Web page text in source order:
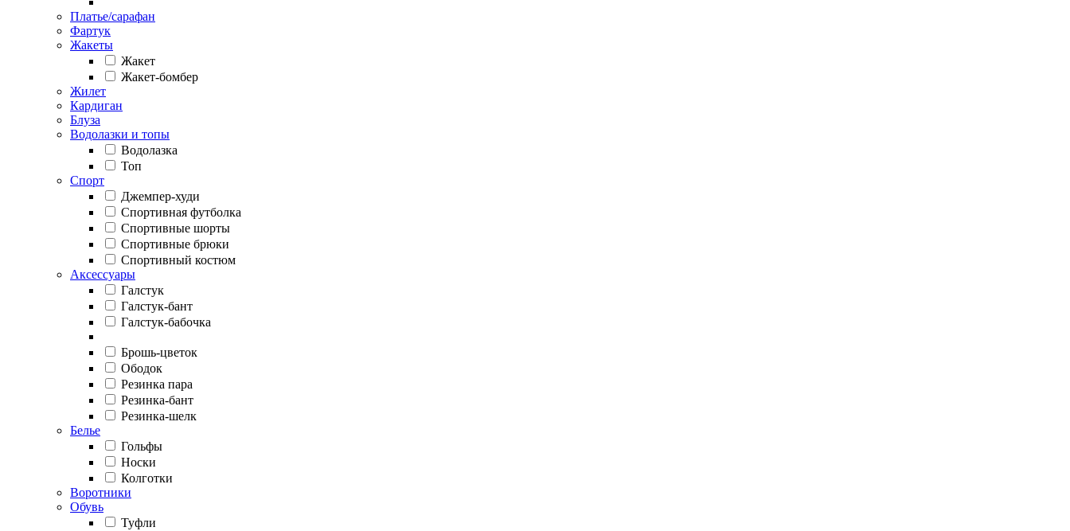
Платье/сарафан
Фартук
Жакеты
Жакет
Жакет-бомбер
Жилет
Кардиган
Блуза
Водолазки и топы
Водолазка
Топ
Спорт
Джемпер-худи
Спортивная футболка
Спортивные шорты
Спортивные брюки
Спортивный костюм
Аксессуары
Галстук
Галстук-бант
Галстук-бабочка
Брошь-цветок
Ободок
Резинка пара
Резинка-бант
Резинка-шелк
Белье
Гольфы
Носки
Колготки
Воротники
Обувь
Туфли